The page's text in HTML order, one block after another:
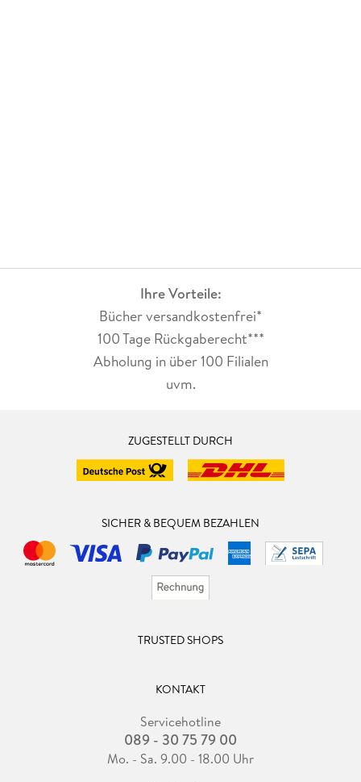
Ihre Vorteile:
Bücher versandkostenfrei*
100 Tage Rückgaberecht***
Abholung in über 100 Filialen
uvm.
ZUGESTELLT DURCH
SICHER & BEQUEM BEZAHLEN
TRUSTED SHOPS
KONTAKT
Servicehotline
089 - 30 75 79 00
Mo. - Sa. 9.00 - 18.00 Uhr